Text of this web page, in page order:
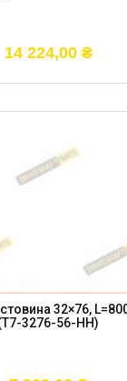
14 224,00 ₴
32×76,
3276-56-HH)